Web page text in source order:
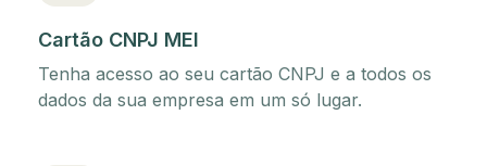
Cartão CNPJ MEI
Tenha acesso ao seu cartão CNPJ e a todos os
dados da sua empresa em um só lugar.